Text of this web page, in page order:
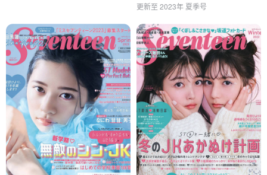
更新至 2023年 夏季号